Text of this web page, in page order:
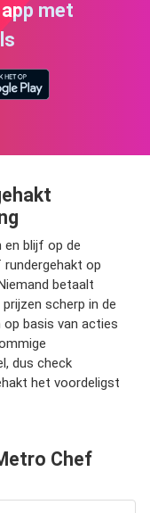
met
en blijf op de
op
betaalt
scherp in de
basis van acties
dus check
het voordeligst
Chef